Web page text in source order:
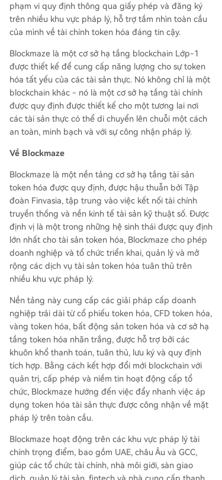
phạm vi quy định thông qua giấy phép và đăng ký
trên nhiều khu vực pháp lý, hỗ trợ tầm nhìn toàn cầu
của mình về tài chính token hóa đáng tin cậy.
Blockmaze là một cơ sở hạ tầng blockchain Lớp-1
được thiết kế để cung cấp năng lượng cho sự token
hóa tất yếu của các tài sản thực. Nó không chỉ là một
blockchain khác - nó là một cơ sở hạ tầng tài chính
được quy định được thiết kế cho một tương lai nơi
các tài sản thực có thể di chuyển lên chuỗi một cách
an toàn, minh bạch và với sự công nhận pháp lý.
Về Blockmaze
Blockmaze là một nền tảng cơ sở hạ tầng tài sản
token hóa được quy định, được hậu thuẫn bởi Tập
đoàn Finvasia, tập trung vào việc kết nối tài chính
truyền thống và nền kinh tế tài sản kỹ thuật số. Được
định vị là một trong những hệ sinh thái được quy định
lớn nhất cho tài sản token hóa, Blockmaze cho phép
doanh nghiệp và tổ chức triển khai, quản lý và mở
rộng các dịch vụ tài sản token hóa tuân thủ trên
nhiều khu vực pháp lý.
Nền tảng này cung cấp các giải pháp cấp doanh
nghiệp trải dài từ cổ phiếu token hóa, CFD token hóa,
vàng token hóa, bất động sản token hóa và cơ sở hạ
tầng token hóa nhãn trắng, được hỗ trợ bởi các
khuôn khổ thanh toán, tuân thủ, lưu ký và quy định
tích hợp. Bằng cách kết hợp đổi mới blockchain với
quản trị, cấp phép và niềm tin hoạt động cấp tổ
chức, Blockmaze hướng đến việc đẩy nhanh việc áp
dụng token hóa tài sản thực được công nhận về mặt
pháp lý trên toàn cầu.
Blockmaze hoạt động trên các khu vực pháp lý tài
chính trọng điểm, bao gồm UAE, châu Âu và GCC,
giúp các tổ chức tài chính, nhà môi giới, sàn giao